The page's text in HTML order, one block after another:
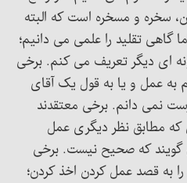
سخره و مسخره است که البته
گاهی تقلید را علمی می دانیم؛
ای دیگر تعریف می کنم. برخی
به عمل و یا به قول یک آقای
نمی دانم. برخی معتقدند
که مطابق نظر دیگری عمل
گویند که صحیح نیست. برخی
به قصد عمل کردن اخذ کردن؛